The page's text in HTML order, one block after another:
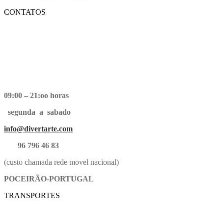
CONTATOS
09:00 – 21:oo horas
segunda a sabado
info@divertarte.com
96 796 46 83
(custo chamada rede movel nacional)
POCEIRÃO-PORTUGAL
TRANSPORTES